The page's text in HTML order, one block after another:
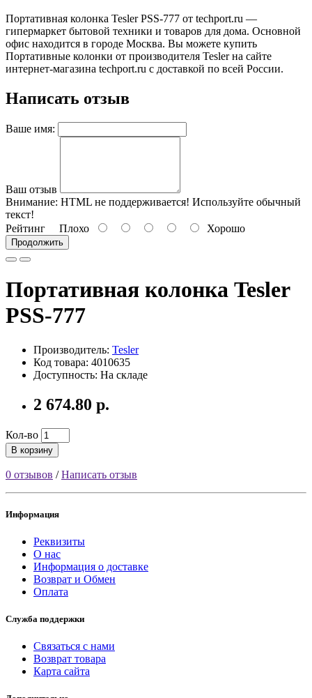
Портативная колонка Tesler PSS-777 от techport.ru —
гипермаркет бытовой техники и товаров для дома. Основной
офис находится в городе Москва. Вы можете купить
Портативные колонки от производителя Tesler на сайте
интернет-магазина techport.ru с доставкой по всей России.
Написать отзыв
Ваше имя:
Ваш отзыв
Внимание: HTML не поддерживается! Используйте обычный
текст!
Рейтинг Плохо Хорошо
Продолжить
Портативная колонка Tesler
PSS-777
Производитель: Tesler
Код товара: 4010635
Доступность: На складе
2 674.80 р.
Кол-во
В корзину
0 отзывов /Написать отзыв
Информация
Реквизиты
О нас
Информация о доставке
Возврат и Обмен
Оплата
Служба поддержки
Связаться с нами
Возврат товара
Карта сайта